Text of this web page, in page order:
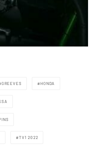
GREEVES HONDA
TV1 2022